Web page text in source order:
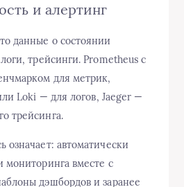
и алертинг
данные о состоянии
трейсинги. Prometheus с
для метрик,
Loki — для логов, Jaeger —
трейсинга.
означает: автоматически
мониторинга вместе с
дэшбордов и заранее